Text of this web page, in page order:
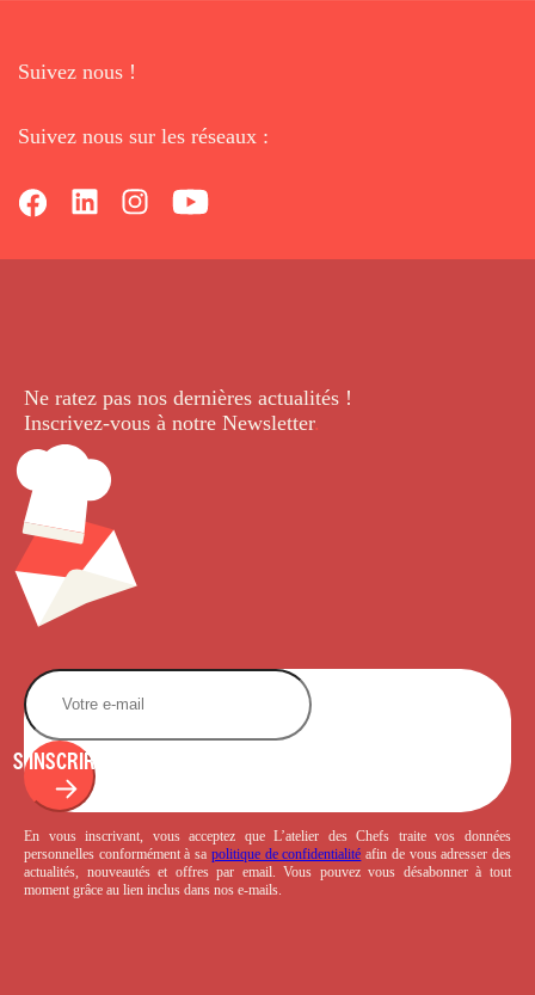
Suivez nous !
Suivez nous sur les réseaux :
Ne ratez pas nos dernières actualités !
Inscrivez-vous à notre Newsletter.
S'INSCRIRE
En vous inscrivant, vous acceptez que L’atelier des Chefs traite vos données
personnelles conformément à sa politique de confidentialité afin de vous adresser des
actualités, nouveautés et offres par email. Vous pouvez vous désabonner à tout
moment grâce au lien inclus dans nos e-mails.